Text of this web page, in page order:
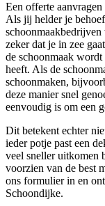
Een offerte
Als jij helder je
zeker dat je in zee
de schoonmaak
heeft. Als de
schoonmaken,
deze manier snel
eenvoudig is om een
Dit betekent echter
ieder potje past een
veel sneller uitkomen
voorzien van de best
ons formulier in en
Schoondijke.